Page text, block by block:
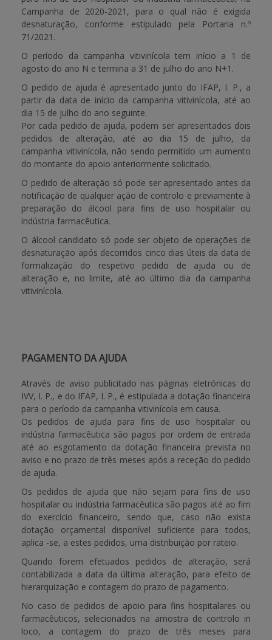
Campanha de 2020-2021, para o qual não é exigida
desnaturação, conforme estipulado pela Portaria n.º
71/2021.
O período da campanha vitivinícola tem início a 1 de
agosto do ano N e termina a 31 de julho do ano N+1.
O pedido de ajuda é apresentado junto do IFAP, I. P., a
partir da data de início da campanha vitivinícola, até ao
dia 15 de julho do ano seguinte.
Por cada pedido de ajuda, podem ser apresentados dois
pedidos de alteração, até ao dia 15 de julho, da
campanha vitivinícola, não sendo permitido um aumento
do montante do apoio anteriormente solicitado.
O pedido de alteração só pode ser apresentado antes da
notificação de qualquer ação de controlo e previamente à
preparação do álcool para fins de uso hospitalar ou
indústria farmacêutica.
O álcool candidato só pode ser objeto de operações de
desnaturação após decorridos cinco dias úteis da data de
formalização do respetivo pedido de ajuda ou de
alteração e, no limite, até ao último dia da campanha
vitivinícola.
PAGAMENTO DA AJUDA
Através de aviso publicitado nas páginas eletrónicas do
IVV, I. P., e do IFAP, I. P., é estipulada a dotação financeira
para o período da campanha vitivinícola em causa.
Os pedidos de ajuda para fins de uso hospitalar ou
indústria farmacêutica são pagos por ordem de entrada
até ao esgotamento da dotação financeira prevista no
aviso e no prazo de três meses após a receção do pedido
de ajuda.
Os pedidos de ajuda que não sejam para fins de uso
hospitalar ou indústria farmacêutica são pagos até ao fim
do exercício financeiro, sendo que, caso não exista
dotação orçamental disponível suficiente para todos,
aplica -se, a estes pedidos, uma distribuição por rateio.
Quando forem efetuados pedidos de alteração, será
contabilizada a data da última alteração, para efeito de
hierarquização e contagem do prazo de pagamento.
No caso de pedidos de apoio para fins hospitalares ou
farmacêuticos, selecionados na amostra de controlo in
loco, a contagem do prazo de três meses para